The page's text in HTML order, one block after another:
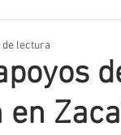
en
de lectura